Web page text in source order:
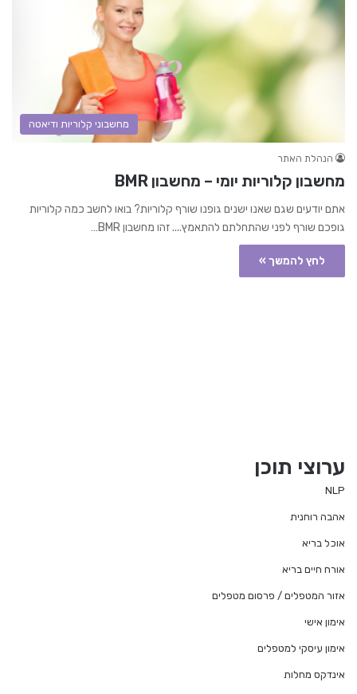
מחשבוני קלוריות ודיאטה
הנהלת האתר
מחשבון קלוריות יומי – מחשבון BMR
אתם יודעים שגם שאנו ישנים גופנו שורף קלוריות? בואו לחשב כמה קלוריות
גופכם שורף לפני שהתחלתם להתאמץ.... זהו מחשבון BMR…
לחץ להמשך »
ערוצי תוכן
NLP
אהבה רוחנית
אוכל בריא
אורח חיים בריא
אזור המטפלים / פרסום מטפלים
אימון אישי
אימון עיסקי למטפלים
אינדקס מחלות